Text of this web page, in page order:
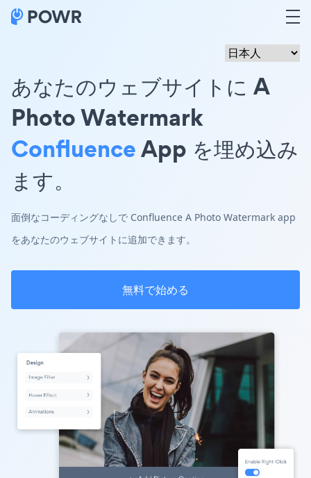
あなたのウェブサイトに A
Photo Watermark
ConfluenceApp を埋め込み
ます。
面倒なコーディングなしで Confluence A Photo Watermark app
をあなたのウェブサイトに追加できます。
無料で始める